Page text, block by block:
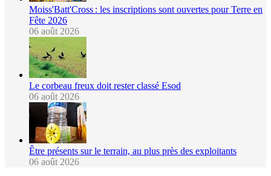
Moiss'Batt'Cross : les inscriptions sont ouvertes pour Terre en
Fête 2026
06 août 2026
Le corbeau freux doit rester classé Esod
06 août 2026
Être présents sur le terrain, au plus près des exploitants
06 août 2026